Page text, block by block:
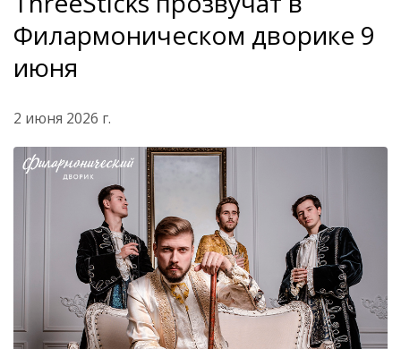
Филармоническом дворике 9
июня
2 июня 2026 г.